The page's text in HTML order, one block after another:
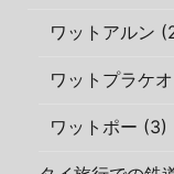
ワットアルン
ワットプラケ
ワットポー (3)